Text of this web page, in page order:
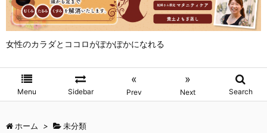
女性のカラダとココロがぽかぽかになれる
Menu Sidebar
«
Prev
»
Next Search
ホーム > 未分類